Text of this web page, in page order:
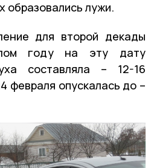
образовались лужи.
для второй декады
году на эту дату
составляла – 12-16
февраля опускалась до –